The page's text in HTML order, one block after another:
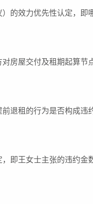
的效力优先性认定，即
房屋交付及租期起算节
退租的行为是否构成违
即王女士主张的违约金